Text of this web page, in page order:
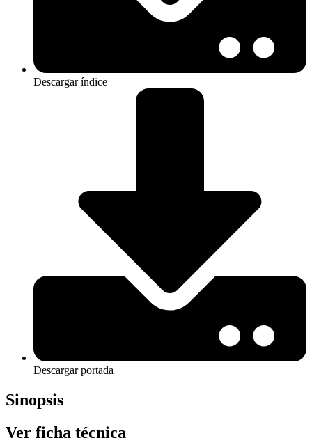
Descargar índice
Descargar portada
Sinopsis
Ver ficha técnica